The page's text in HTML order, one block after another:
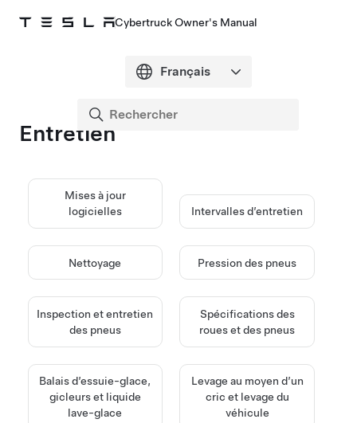
Cybertruck Owner's Manual
Entretien
Mises à jour
logicielles
Intervalles d’entretien
Nettoyage Pression des pneus
Inspection et entretien
des pneus
Spécifications des
roues et des pneus
Balais d’essuie-glace,
gicleurs et liquide
lave-glace
Levage au moyen d’un
cric et levage du
véhicule